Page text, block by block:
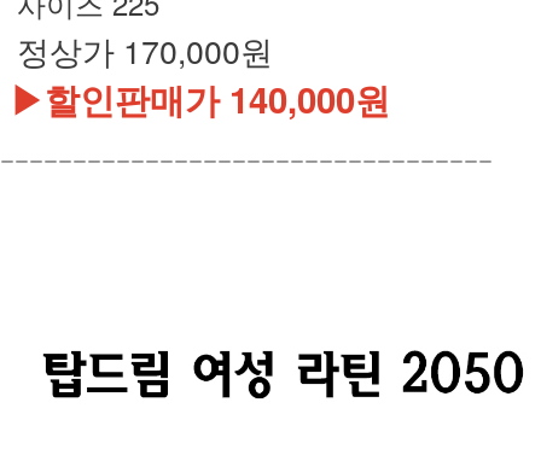
정상가 170,000원
▶할인판매가 140,000원
ㅡㅡㅡㅡㅡㅡㅡㅡㅡㅡㅡㅡㅡㅡㅡㅡㅡㅡㅡㅡㅡㅡㅡㅡㅡㅡㅡㅡㅡㅡㅡㅡㅡㅡ